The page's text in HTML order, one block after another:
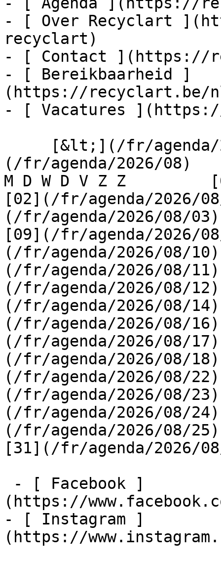
- [ Over Recyclart
recyclart)
- [ Contact ](https://
- [ Bereikbaarheid ]
(https://recyclart.be/
- [ Vacatures
(/fr/agenda/2026/08)
M D W D V Z Z
[02](/fr/agenda/2026/
(/fr/agenda/2026/08/
[09](/fr/agenda/2026/
(/fr/agenda/2026/08/
(/fr/agenda/2026/08/
(/fr/agenda/2026/08/
(/fr/agenda/2026/08/
(/fr/agenda/2026/08/
(/fr/agenda/2026/08/
(/fr/agenda/2026/08/
(/fr/agenda/2026/08/
(/fr/agenda/2026/08/
(/fr/agenda/2026/08/
(/fr/agenda/2026/08/
[31](/fr/agenda/
(https://
- [ Instagram ]
(https://